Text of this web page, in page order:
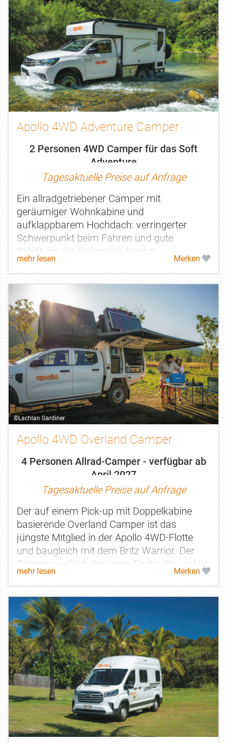
Apollo 4WD Adventure Camper
2 Personen 4WD Camper für das Soft
Adventure
Tagesaktuelle Preise auf Anfrage
Ein allradgetriebener Camper mit
geräumiger Wohnkabine und
aufklappbarem Hochdach: verringerter
Schwerpunkt beim Fahren und gute
Belüftung der Kabine bei Nacht!
mehr lesen Merken
©Lachlan Gardiner
Apollo 4WD Overland Camper
4 Personen Allrad-Camper - verfügbar ab
April 2027
Tagesaktuelle Preise auf Anfrage
Der auf einem Pick-up mit Doppelkabine
basierende Overland Camper ist das
jüngste Mitglied in der Apollo 4WD-Flotte
und baugleich mit dem Britz Warrior. Der
Camper verfügt über zwei Dachzelte und ist
ganzjährig verfügbar. Ein...
mehr lesen Merken